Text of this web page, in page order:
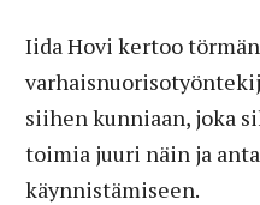
Iida Hovi kertoo
siihen kunniaan, joka
toimia juuri näin ja
käynnistämiseen.